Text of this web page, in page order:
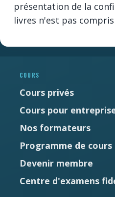
présentation de la
livres n'est pas
COURS
Cours privés
Cours pour
Nos formateurs
Programme de cours
Devenir membre
Centre d'examens
nouveautés que nous
*
Prénom*
Nom*